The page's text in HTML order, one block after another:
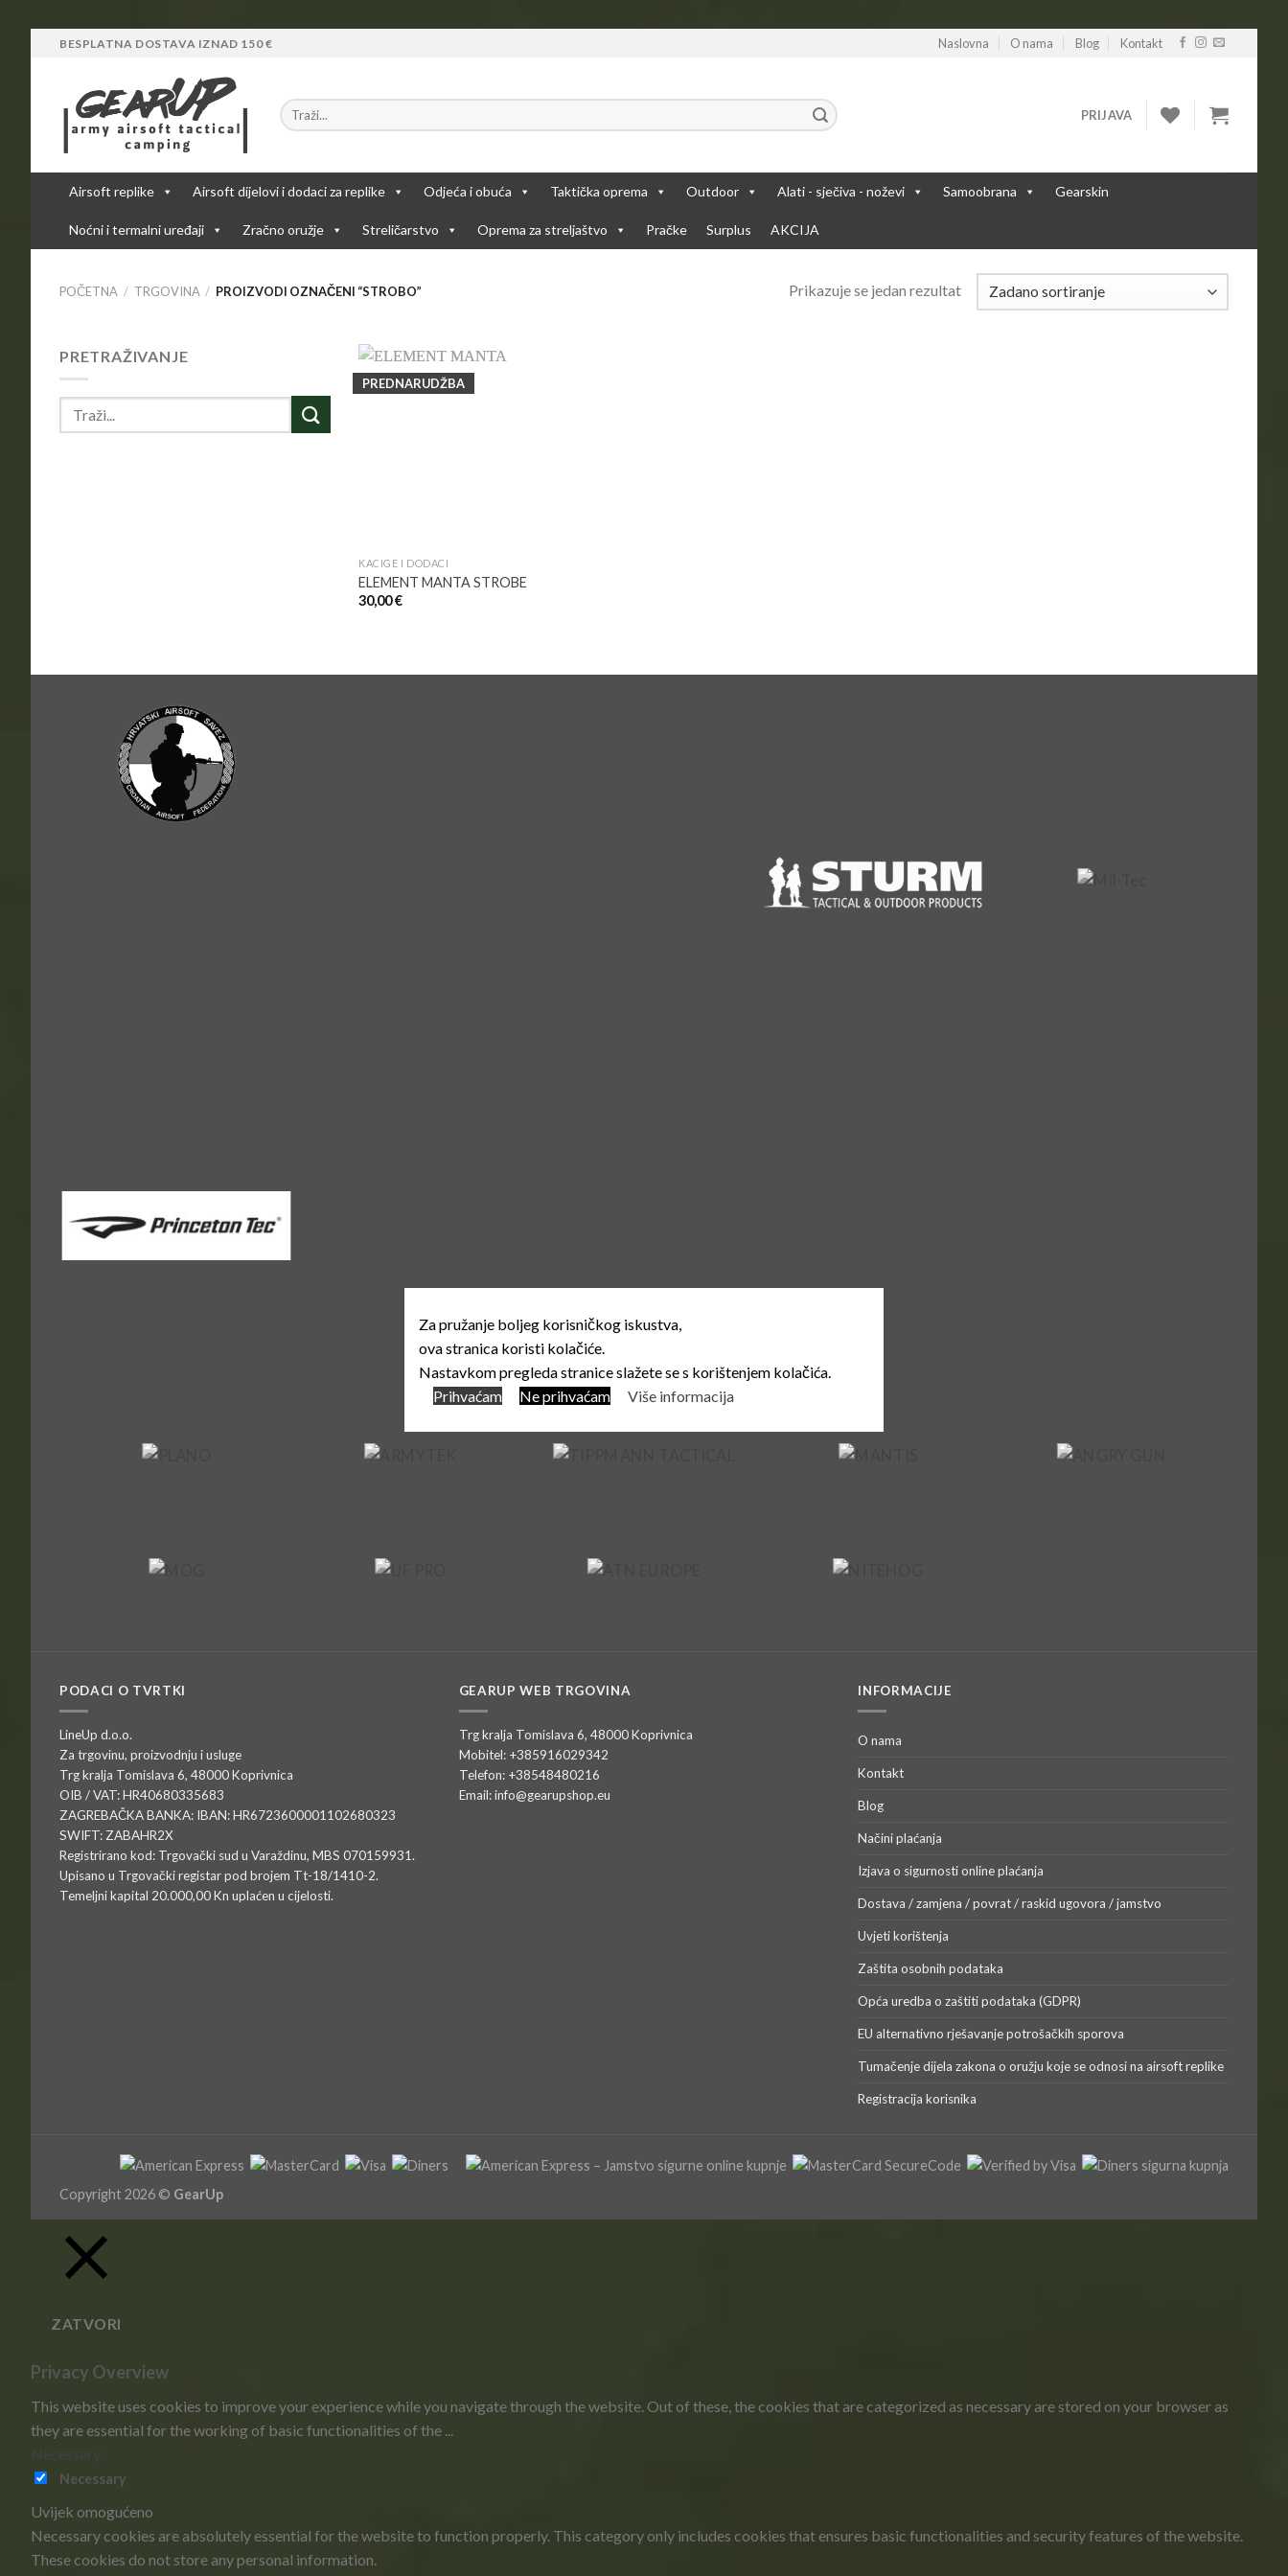
BESPLATNA DOSTAVA IZNAD 150 € Naslovna O nama Blog Kontakt
PRIJAVA
Airsoft replike Airsoft dijelovi i dodaci za replike Odjeća i obuća Taktička oprema Outdoor Alati - sječiva - noževi Samoobrana Gearskin
Noćni i termalni uređaji Zračno oružje Streličarstvo Oprema za streljaštvo Pračke Surplus AKCIJA
POČETNA / TRGOVINA / PROIZVODI OZNAČENI “STROBO” Prikazuje se jedan rezultat
PRETRAŽIVANJE
PREDNARUDŽBA
KACIGE I DODACI
ELEMENT MANTA STROBE
30,00€
PODACI O TVRTKI
LineUp d.o.o.
Za trgovinu, proizvodnju i usluge
Trg kralja Tomislava 6, 48000 Koprivnica
OIB / VAT: HR40680335683
ZAGREBAČKA BANKA: IBAN: HR6723600001102680323
SWIFT: ZABAHR2X
Registrirano kod: Trgovački sud u Varaždinu, MBS 070159931.
Upisano u Trgovački registar pod brojem Tt-18/1410-2.
Temeljni kapital 20.000,00 Kn uplaćen u cijelosti.
GEARUP WEB TRGOVINA
Trg kralja Tomislava 6, 48000 Koprivnica
Mobitel: +385916029342
Telefon: +38548480216
Email: info@gearupshop.eu
INFORMACIJE
O nama
Kontakt
Blog
Načini plaćanja
Izjava o sigurnosti online plaćanja
Dostava / zamjena / povrat / raskid ugovora / jamstvo
Uvjeti korištenja
Zaštita osobnih podataka
Opća uredba o zaštiti podataka (GDPR)
EU alternativno rješavanje potrošačkih sporova
Tumačenje dijela zakona o oružju koje se odnosi na airsoft replike
Registracija korisnika
Copyright 2026 © GearUp
Za pružanje boljeg korisničkog iskustva,
ova stranica koristi kolačiće.
Nastavkom pregleda stranice slažete se s korištenjem kolačića.
Prihvaćam
Ne prihvaćam Više informacija
ZATVORI
Privacy Overview
This website uses cookies to improve your experience while you navigate through the website. Out of these, the cookies that are categorized as necessary are stored on your browser as
they are essential for the working of basic functionalities of the
Necessary
Necessary
Uvijek omogućeno
Necessary cookies are absolutely essential for the website to function properly. This category only includes cookies that ensures basic functionalities and security features of the website.
These cookies do not store any personal information.